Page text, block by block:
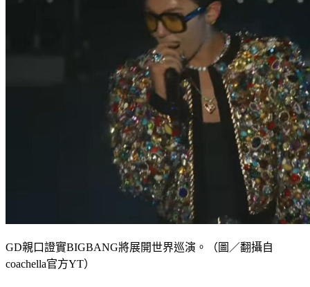
GD親口證實BIGBANG將展開世界巡演。（圖／翻攝自
coachella官方YT）